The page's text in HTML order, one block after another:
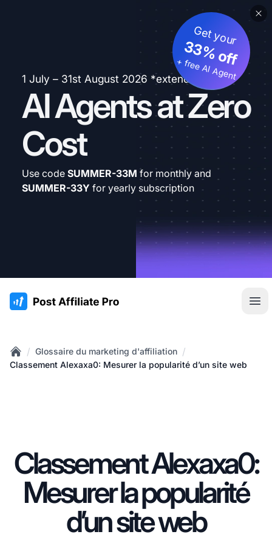
1 July – 31st August 2026 *extended
AI Agents at Zero
Cost
Get your
33% off
+ free AI Agent
Use code SUMMER-33M for monthly and
SUMMER-33Y for yearly subscription
:site.title
Home
/ Glossaire du marketing d'affiliation /
Classement Alexaxa0: Mesurer la popularité d’un site web
Classement Alexaxa0:
Mesurer la popularité
d’un site web